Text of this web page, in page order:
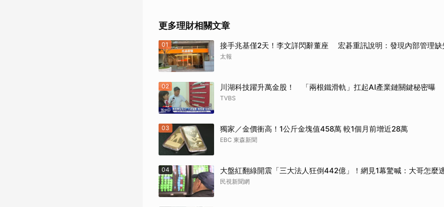
更多理財相關文章
01 接手兆基僅2天！李文詳閃辭董座 宏碁重訊說明：發現內部管理缺
太報
02 川湖科技躍升萬金股！ 「兩根鐵滑軌」扛起AI產業鏈關鍵秘密曝
TVBS
03 獨家／金價衝高！1公斤金塊值458萬 較1個月前增近28萬
EBC 東森新聞
04 大盤紅翻綠開震「三大法人狂倒442億」！網見1幕驚喊：大哥怎麼
民視新聞網